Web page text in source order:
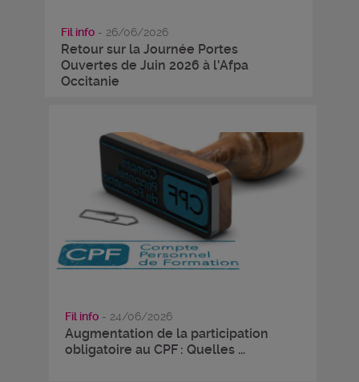
Fil info - 26/06/2026
Retour sur la Journée Portes
Ouvertes de Juin 2026 à l'Afpa
Occitanie
Fil info - 24/06/2026
Augmentation de la participation
obligatoire au CPF : Quelles ...